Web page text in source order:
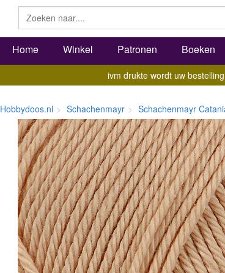
Home Winkel Patronen Boeken
ivm drukte wordt uw
Hobbydoos.nl Schachenmayr Schachenmayr